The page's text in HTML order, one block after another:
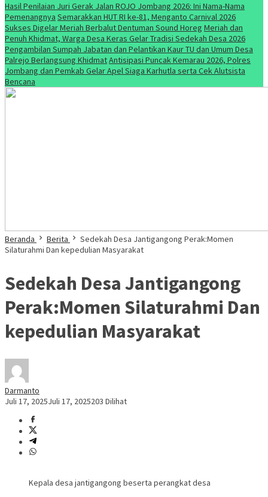
Hasil Penilaian Juri Gerak Jalan ROJO Jombang 2026: Ini Nama-Nama
Pemenangnya Semarakkan HUT RI ke-81, Menganto Carnival 2026
Sukses Digelar Meriah Berbalut Dentuman Sound Horeg Meriah dan
Penuh Khidmat, Warga Desa Keras Gelar Tradisi Sedekah Desa 2026
Pengambilan Sumpah Jabatan dan Pelantikan Kaur TU dan Umum Desa
Palrejo Berlangsung KhidmatAntisipasi Puncak Kemarau 2026, Polres
Jombang dan Pemkab Gelar Apel Siaga Karhutla serta Cek Alutsista
Bencana
Beranda Berita
Sedekah Desa Jantigangong Perak:Momen
Silaturahmi Dan kepedulian Masyarakat
Sedekah Desa Jantigangong
Perak:Momen Silaturahmi Dan
kepedulian Masyarakat
Darmanto
Juli 17, 2025Juli 17, 2025203 Dilihat
Kepala desa jantigangong beserta perangkat desa